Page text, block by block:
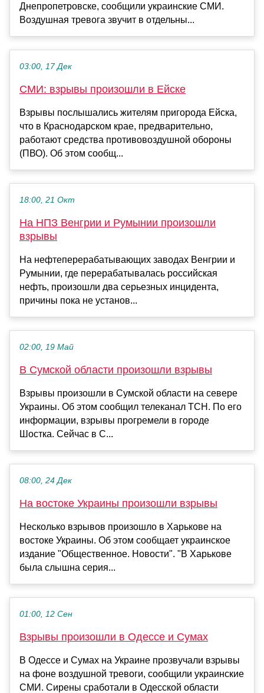
Днепропетровске, сообщили украинские СМИ.
Воздушная тревога звучит в отдельны...
03:00, 17 Дек
СМИ: взрывы произошли в Ейске
Взрывы послышались жителям пригорода Ейска,
что в Краснодарском крае, предварительно,
работают средства противовоздушной обороны
(ПВО). Об этом сообщ...
18:00, 21 Окт
На НПЗ Венгрии и Румынии произошли
взрывы
На нефтеперерабатывающих заводах Венгрии и
Румынии, где перерабатывалась российская
нефть, произошли два серьезных инцидента,
причины пока не установ...
02:00, 19 Май
В Сумской области произошли взрывы
Взрывы произошли в Сумской области на севере
Украины. Об этом сообщил телеканал ТСН. По его
информации, взрывы прогремели в городе
Шостка. Сейчас в С...
08:00, 24 Дек
На востоке Украины произошли взрывы
Несколько взрывов произошло в Харькове на
востоке Украины. Об этом сообщает украинское
издание "Общественное. Новости". "В Харькове
была слышна серия...
01:00, 12 Сен
Взрывы произошли в Одессе и Сумах
В Одессе и Сумах на Украине прозвучали взрывы
на фоне воздушной тревоги, сообщили украинские
СМИ. Сирены сработали в Одесской области